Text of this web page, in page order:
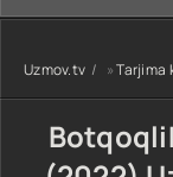
Uzmov.tv »Tarjima